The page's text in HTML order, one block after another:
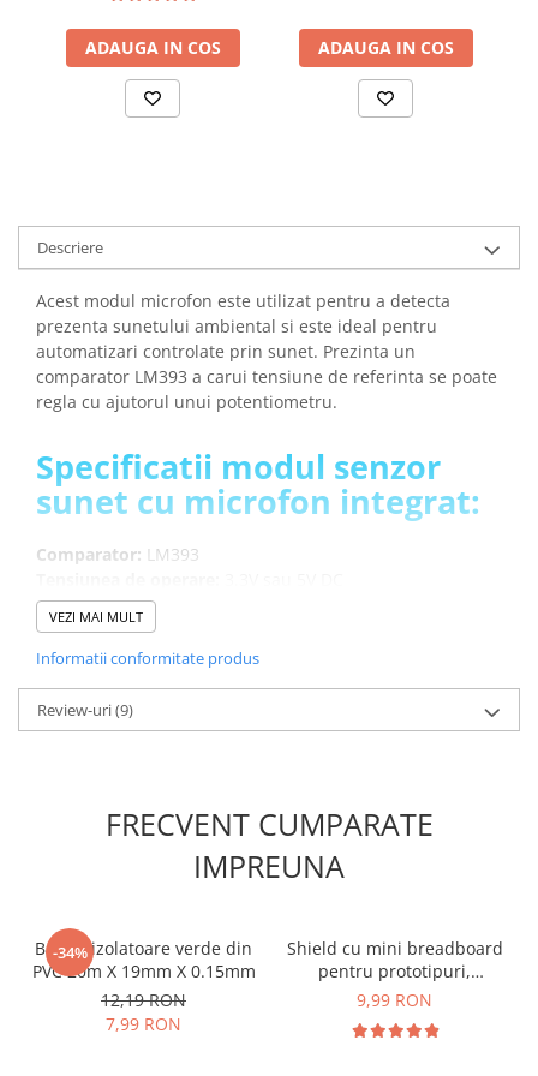
ADAUGA IN COS ADAUGA IN COS
Descriere
Acest modul microfon este utilizat pentru a detecta
prezenta sunetului ambiental si este ideal pentru
automatizari controlate prin sunet. Prezinta un
comparator LM393 a carui tensiune de referinta se poate
regla cu ajutorul unui potentiometru.
Specificatii modul senzor
sunet cu microfon integrat:
Comparator: LM393
Consum curent:
Iesire:digitala (0 si 1; inalta si joasa)
Sensibilitate:reglabila prin potentiometru
Greutate totala:
Schema conectare modul senzor sunet
Pentru codul sursa, click
VEZI MAI MULT
Informatii conformitate produs
Review-uri(9)
FRECVENT CUMPARATE
IMPREUNA
-34%
Banda izolatoare verde din
PVC 20m X 19mm X 0.15mm
12,19 RON
7,99 RON
Shield cu mini breadboard
pentru prototipuri,
compatibil Arduino UNO R3
9,99 RON